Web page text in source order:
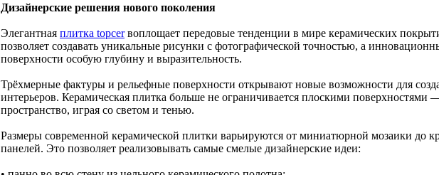
Дизайнерские решения нового поколения
Элегантная плитка topcerвоплощает передовые тенденции в мире керамических
позволяет создавать уникальные рисунки с фотографической точностью, а
поверхности особую глубину и выразительность.
Трёхмерные фактуры и рельефные поверхности открывают новые возможности для
интерьеров. Керамическая плитка больше не ограничивается плоскими поверхностями
пространство, играя со светом и тенью.
Размеры современной керамической плитки варьируются от миниатюрной мозаики до
панелей. Это позволяет реализовывать самые смелые дизайнерские идеи: